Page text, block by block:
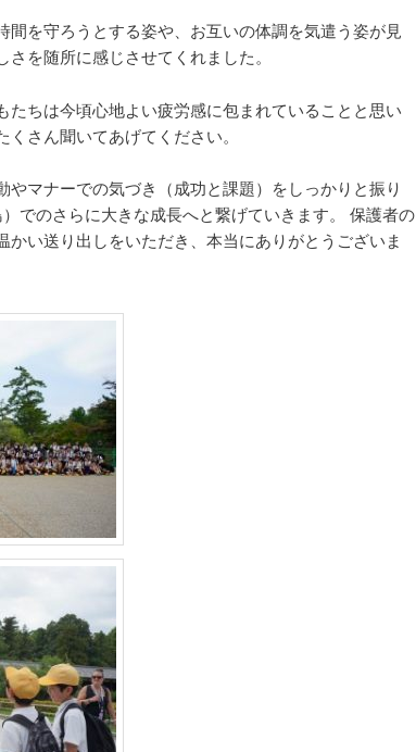
間を守ろうとする姿や、お互いの体調を気遣う姿が見
を随所に感じさせてくれました。
たちは今頃心地よい疲労感に包まれていることと思い
さん聞いてあげてください。
やマナーでの気づき（成功と課題）をしっかりと振り
でのさらに大きな成長へと繋げていきます。 保護者の
かい送り出しをいただき、本当にありがとうございま